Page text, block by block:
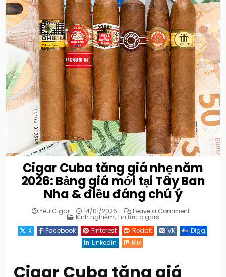
Cigar Cuba tăng giá nhẹ năm
2026: Bảng giá mới tại Tây Ban
Nha & điều đáng chú ý
Yêu Cigar 14/01/2026 Leave a Commenton
tăng
giá
Posted
Kinh nghiệm,Tin tức cigars
X
Facebook Pinterest Reddit VK
Digg
Linkedin
Mix
Cigar Cuba tăng giá